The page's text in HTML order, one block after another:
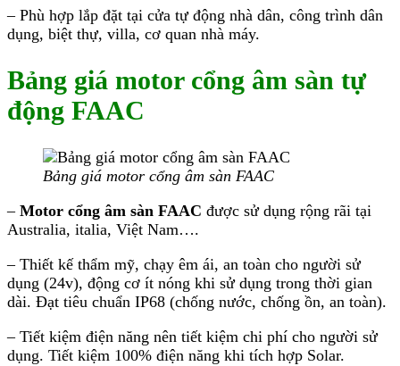
– Phù hợp lắp đặt tại cửa tự động nhà dân, công trình dân
dụng, biệt thự, villa, cơ quan nhà máy.
Bảng giá motor cổng âm sàn tự
động FAAC
Bảng giá motor cổng âm sàn FAAC
– Motor cổng âm sàn FAAC được sử dụng rộng rãi tại
Australia, italia, Việt Nam….
– Thiết kế thẩm mỹ, chạy êm ái, an toàn cho người sử
dụng (24v), động cơ ít nóng khi sử dụng trong thời gian
dài. Đạt tiêu chuẩn IP68 (chống nước, chống ồn, an toàn).
– Tiết kiệm điện năng nên tiết kiệm chi phí cho người sử
dụng. Tiết kiệm 100% điện năng khi tích hợp Solar.